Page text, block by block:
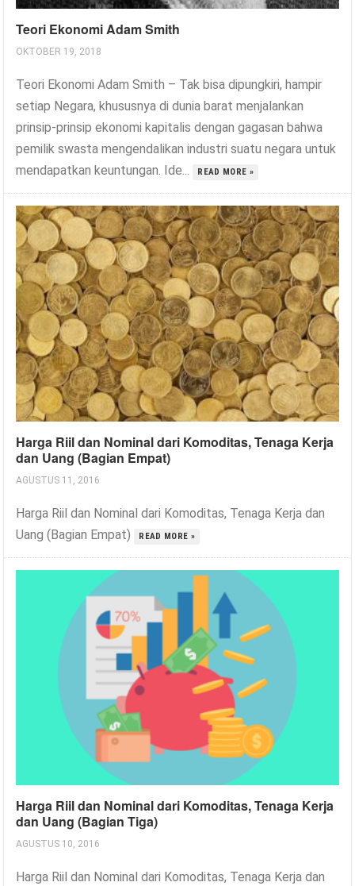
Teori Ekonomi Adam Smith
OKTOBER 19, 2018
Teori Ekonomi Adam Smith – Tak bisa dipungkiri, hampir
setiap Negara, khususnya di dunia barat menjalankan
prinsip-prinsip ekonomi kapitalis dengan gagasan bahwa
pemilik swasta mengendalikan industri suatu negara untuk
mendapatkan keuntungan. Ide...
READ MORE »
Harga Riil dan Nominal dari Komoditas, Tenaga Kerja
dan Uang (Bagian Empat)
AGUSTUS 11, 2016
Harga Riil dan Nominal dari Komoditas, Tenaga Kerja dan
Uang (Bagian Empat)
READ MORE »
Harga Riil dan Nominal dari Komoditas, Tenaga Kerja
dan Uang (Bagian Tiga)
AGUSTUS 10, 2016
Harga Riil dan Nominal dari Komoditas, Tenaga Kerja dan